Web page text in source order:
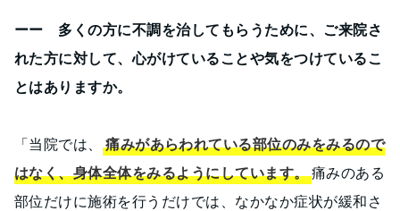
ーー 多くの方に不調を治してもらうために、ご来院さ
れた方に対して、心がけていることや気をつけているこ
とはありますか。
「当院では、
痛みがあらわれている部位のみをみるので
はなく、身体全体をみるようにしています。痛みのある
部位だけに施術を行うだけでは、なかなか症状が緩和さ